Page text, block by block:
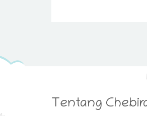
Tentang